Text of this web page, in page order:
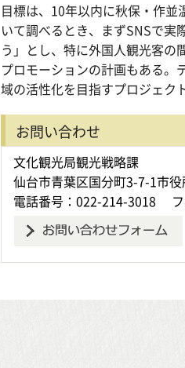
目標は、10年以内に秋保・作
いて調べるとき、まずSNSで
う」とし、特に外国人観光客
プロモーションの計画もある。
域の活性化を目指すプロジェク
お問い合わせ
文化観光局観光戦略課
仙台市青葉区国分町3-7-1市
電話番号：022-214-3018